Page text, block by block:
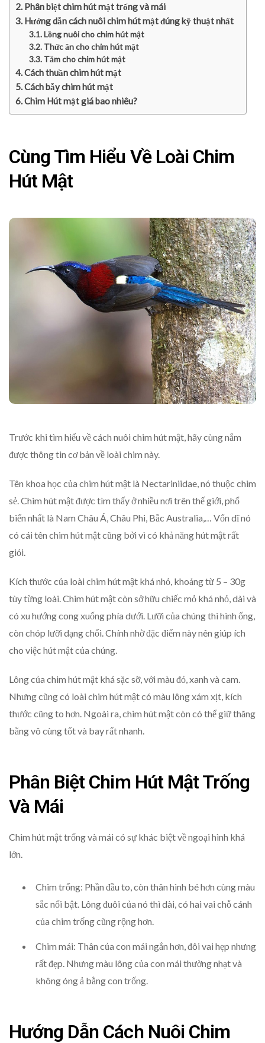
Phân biệt chim hút mật trống và mái
Hướng dẫn cách nuôi chim hút mật đúng kỹ thuật nhất
Lồng nuôi cho chim hút mật
Thức ăn cho chim hút mật
Tắm cho chim hút mật
Cách thuần chim hút mật
Cách bẫy chim hút mật
Chim Hút mật giá bao nhiêu?
Cùng Tìm Hiểu Về Loài Chim
Hút Mật
Trước khi tìm hiểu về cách nuôi chim hút mật, hãy cùng nắm
được thông tin cơ bản về loài chim này.
Tên khoa học của chim hút mật là Nectariniidae, nó thuộc chim
sẻ. Chim hút mật được tìm thấy ở nhiều nơi trên thế giới, phổ
biến nhất là Nam Châu Á, Châu Phi, Bắc Australia,… Vốn dĩ nó
có cái tên chim hút mật cũng bởi vì có khả năng hút mật rất
giỏi.
Kích thước của loài chim hút mật khá nhỏ, khoảng từ 5 – 30g
tùy từng loài. Chim hút mật còn sở hữu chiếc mỏ khá nhỏ, dài và
có xu hướng cong xuống phía dưới. Lưỡi của chúng thì hình ống,
còn chóp lưỡi dạng chổi. Chính nhờ đặc điểm này nên giúp ích
cho việc hút mật của chúng.
Lông của chim hút mật khá sặc sỡ, với màu đỏ, xanh và cam.
Nhưng cũng có loài chim hút mật có màu lông xám xịt, kích
thước cũng to hơn. Ngoài ra, chim hút mật còn có thể giữ thăng
bằng vô cùng tốt và bay rất nhanh.
Phân Biệt Chim Hút Mật Trống
Và Mái
Chim hút mật trống và mái có sự khác biệt về ngoại hình khá
lớn.
Chim trống: Phần đầu to, còn thân hình bé hơn cùng màu
sắc nổi bật. Lông đuôi của nó thì dài, có hai vai chỗ cánh
của chim trống cũng rộng hơn.
Chim mái: Thân của con mái ngắn hơn, đôi vai hẹp nhưng
rất đẹp. Nhưng màu lông của con mái thường nhạt và
không óng ả bằng con trống.
Hướng Dẫn Cách Nuôi Chim